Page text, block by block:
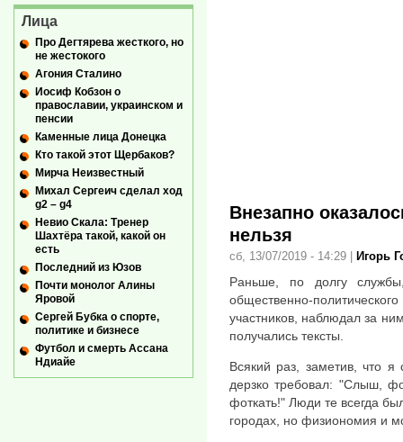
Внезапно
нельзя
сб, 13/07/2019 - 14:29 Игорь
Раньше, по долгу
общественно-
участников, наблюдал за
получались тексты.
Всякий раз, заметив, что
дерзко требовал: "Слыш,
фоткать!" Люди те всегда
городах, но физиономия и
Лица
Про Дегтярева жесткого, но
не жестокого
Агония Сталино
Иосиф Кобзон о
православии, украинском и
пенсии
Каменные лица Донецка
Кто такой этот Щербаков?
Мирча Неизвестный
Михал Сергеич сделал ход
g2 – g4
Невио Скала: Тренер
Шахтёра такой, какой он
есть
Последний из Юзов
Почти монолог Алины
Яровой
Сергей Бубка о спорте,
политике и бизнесе
Футбол и смерть Ассана
Ндиайе